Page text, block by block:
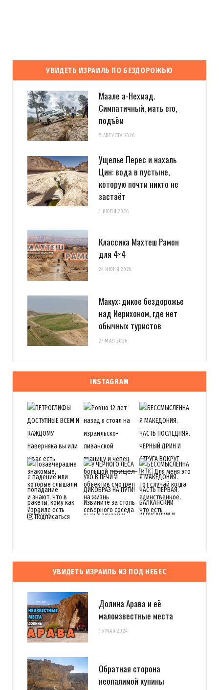
УВИДЕТЬ ИЗРАИЛЬ ПО БЕЗДОРОЖЬЮ
Маале а-Нехмад.
Симпатичный, мать его,
подъём
5 АВГУСТА 2026
Ущелье Перес и нахаль
Цин: вода в пустыне,
которую почти никто не
застаёт
1 ИЮЛЯ 2026
Классика Махтеш Рамон
для 4×4
24 ИЮНЯ 2026
Макух: дикое бездорожье
над Иерихоном, где нет
обычных туристов
27 МАЯ 2026
INSTAGRAM
Подписаться
УВИДЕТЬ ИЗРАИЛЬ ИЗ ПОД НЕБЕС
Долина Арава и её
малоизвестные места
16 МАЯ 2024
Обратная сторона
неопалимой купины